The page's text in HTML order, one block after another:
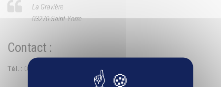
La Gravière
03270 Saint-Yorre
Contact :
Tél. : 04 70 59 22 48